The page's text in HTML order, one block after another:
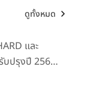
คาพลังงานใน
บต่อต้นทุน
ริโภคในหลาย
เทศยังฟื้นตัวได้
นอน “
ดูทั้งหมด
และ
บปรุงปี 2569